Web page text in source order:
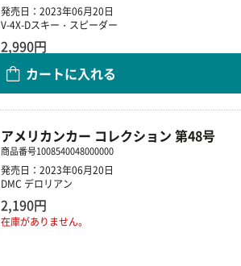
発売日：2023年06月20日
V-4X-Dスキー・スピーダー
2,990円
カートに入れる
アメリカンカー コレクション 第48号
商品番号1008540048000000
発売日：2023年06月20日
DMC デロリアン
2,190円
在庫がありません。